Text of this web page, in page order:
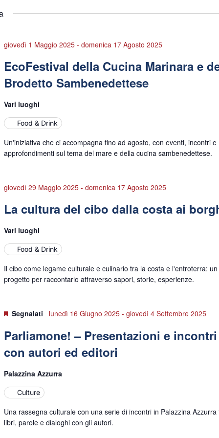
giovedì 1 Maggio 2025 -domenica 17 Agosto 2025
EcoFestival della Cucina Marinara e
Brodetto Sambenedettese
Vari luoghi
Food & Drink
Un'iniziativa che ci accompagna fino ad agosto, con eventi, incontri e
approfondimenti sul tema del mare e della cucina sambenedettese.
giovedì 29 Maggio 2025 -domenica 17 Agosto 2025
La cultura del cibo dalla costa ai
Vari luoghi
Food & Drink
Il cibo come legame culturale e culinario tra la costa e l'entroterra: un
progetto per raccontarlo attraverso sapori, storie, esperienze.
Segnalati lunedì 16 Giugno 2025 -giovedì 4 Settembre 2025
Parliamone! – Presentazioni e incontri
con autori ed editori
Palazzina Azzurra
Culture
Una rassegna culturale con una serie di incontri in Palazzina Azzurra
libri, parole e dialoghi con gli autori.